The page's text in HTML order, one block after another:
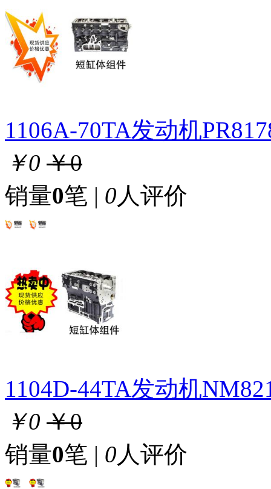
1106A-70TA发动机
￥0 ￥0
销量0笔 | 0人评价
1104D-44TA发动机
￥0 ￥0
销量0笔 | 0人评价